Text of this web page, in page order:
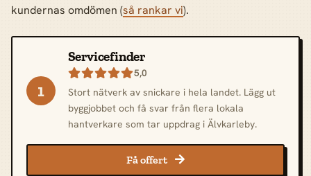
kundernas omdömen (så rankar vi).
1
Servicefinder
5,0
Stort nätverk av snickare i hela landet. Lägg ut
byggjobbet och få svar från flera lokala
hantverkare som tar uppdrag i Älvkarleby.
Få offert 